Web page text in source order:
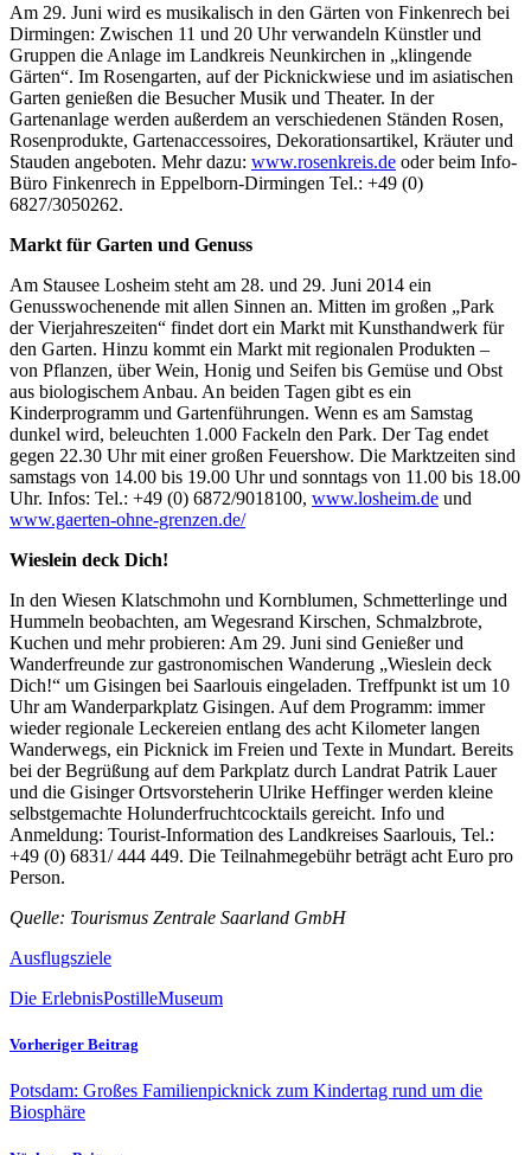
Am 29. Juni wird es musikalisch in den Gärten von Finkenrech bei
Dirmingen: Zwischen 11 und 20 Uhr verwandeln Künstler und
Gruppen die Anlage im Landkreis Neunkirchen in „klingende
Gärten“. Im Rosengarten, auf der Picknickwiese und im asiatischen
Garten genießen die Besucher Musik und Theater. In der
Gartenanlage werden außerdem an verschiedenen Ständen Rosen,
Rosenprodukte, Gartenaccessoires, Dekorationsartikel, Kräuter und
Stauden angeboten. Mehr dazu: www.rosenkreis.de oder beim Info-
Büro Finkenrech in Eppelborn-Dirmingen Tel.: +49 (0)
6827/3050262.
Markt für Garten und Genuss
Am Stausee Losheim steht am 28. und 29. Juni 2014 ein
Genusswochenende mit allen Sinnen an. Mitten im großen „Park
der Vierjahreszeiten“ findet dort ein Markt mit Kunsthandwerk für
den Garten. Hinzu kommt ein Markt mit regionalen Produkten –
von Pflanzen, über Wein, Honig und Seifen bis Gemüse und Obst
aus biologischem Anbau. An beiden Tagen gibt es ein
Kinderprogramm und Gartenführungen. Wenn es am Samstag
dunkel wird, beleuchten 1.000 Fackeln den Park. Der Tag endet
gegen 22.30 Uhr mit einer großen Feuershow. Die Marktzeiten sind
samstags von 14.00 bis 19.00 Uhr und sonntags von 11.00 bis 18.00
Uhr. Infos: Tel.: +49 (0) 6872/9018100, www.losheim.de und
www.gaerten-ohne-grenzen.de/
Wieslein deck Dich!
In den Wiesen Klatschmohn und Kornblumen, Schmetterlinge und
Hummeln beobachten, am Wegesrand Kirschen, Schmalzbrote,
Kuchen und mehr probieren: Am 29. Juni sind Genießer und
Wanderfreunde zur gastronomischen Wanderung „Wieslein deck
Dich!“ um Gisingen bei Saarlouis eingeladen. Treffpunkt ist um 10
Uhr am Wanderparkplatz Gisingen. Auf dem Programm: immer
wieder regionale Leckereien entlang des acht Kilometer langen
Wanderwegs, ein Picknick im Freien und Texte in Mundart. Bereits
bei der Begrüßung auf dem Parkplatz durch Landrat Patrik Lauer
und die Gisinger Ortsvorsteherin Ulrike Heffinger werden kleine
selbstgemachte Holunderfruchtcocktails gereicht. Info und
Anmeldung: Tourist-Information des Landkreises Saarlouis, Tel.:
+49 (0) 6831/ 444 449. Die Teilnahmegebühr beträgt acht Euro pro
Person.
Quelle: Tourismus Zentrale Saarland GmbH
Ausflugsziele
Die ErlebnisPostilleMuseum
Vorheriger Beitrag
Potsdam: Großes Familienpicknick zum Kindertag rund um die
Biosphäre